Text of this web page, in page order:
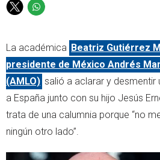
T
t
t
e
r
W
t
s
a
p
p
La académica Beatriz Gutiérrez
presidente de México Andrés
(AMLO) salió a aclarar y desmentir
a España junto con su hijo Jesús
trata de una calumnia porque “no
ningún otro lado”.